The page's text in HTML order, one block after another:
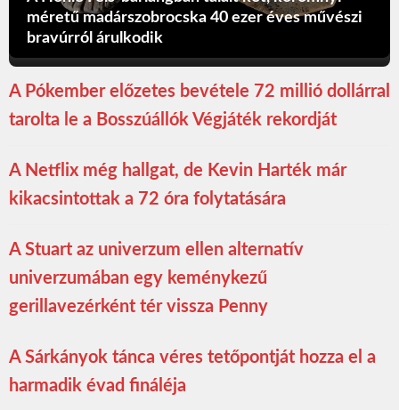
méretű madárszobrocska 40 ezer éves művészi
bravúrról árulkodik
A Pókember előzetes bevétele 72 millió dollárral
tarolta le a Bosszúállók Végjáték rekordját
A Netflix még hallgat, de Kevin Harték már
kikacsintottak a 72 óra folytatására
A Stuart az univerzum ellen alternatív
univerzumában egy keménykezű
gerillavezérként tér vissza Penny
A Sárkányok tánca véres tetőpontját hozza el a
harmadik évad fináléja